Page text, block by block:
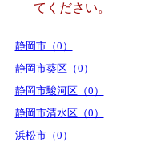
てください。
静岡市（0）
静岡市葵区（0）
静岡市駿河区（0）
静岡市清水区（0）
浜松市（0）